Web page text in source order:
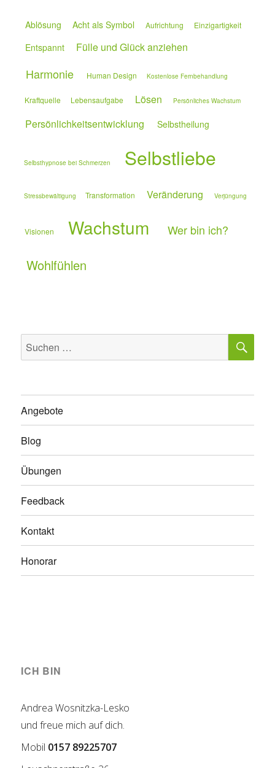
Ablösung Acht als Symbol Aufrichtung Einzigartigkeit
Entspannt Fülle und Glück anziehen
Harmonie Human Design Kostenlose Fernbehandlung
Kraftquelle Lebensaufgabe Lösen Persönliches Wachstum
Persönlichkeitsentwicklung Selbstheilung
Selbsthypnose bei Schmerzen Selbstliebe
Stressbewältigung Transformation Veränderung Verjüngung
Visionen Wachstum Wer bin ich?
Wohlfühlen
Suchen
nach:
Angebote
Blog
Übungen
Feedback
Kontakt
Honorar
ICH BIN
Andrea Wosnitzka-Lesko
und freue mich auf dich.
Mobil 0157 89225707